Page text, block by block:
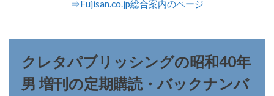
⇒Fujisan.co.jp総合案内のページ
クレタパブリッシングの昭和40年
男 増刊の定期購読・バックナンバ